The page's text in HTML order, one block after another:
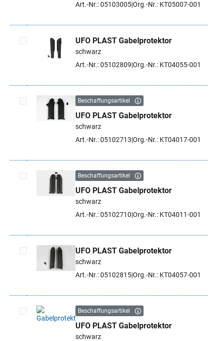
Art.-Nr.: 05103005Org.-Nr.: KT05007-001
Artikel auswählen
UFO PLAST Gabelprotektor
schwarz
Art.-Nr.: 05102809 Org.-Nr.: KT04055-001
Artikel auswählen
Beschaffungsartikel
UFO PLAST Gabelprotektor
schwarz
Art.-Nr.: 05102713 Org.-Nr.: KT04017-001
Artikel auswählen
Beschaffungsartikel
UFO PLAST Gabelprotektor
schwarz
Art.-Nr.: 05102710 Org.-Nr.: KT04011-001
Artikel auswählen
UFO PLAST Gabelprotektor
schwarz
Art.-Nr.: 05102815Org.-Nr.: KT04057-001
Artikel auswählen
Beschaffungsartikel
UFO PLAST Gabelprotektor
schwarz